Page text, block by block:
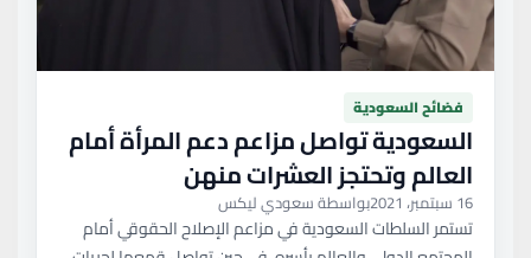
فضائح السعودية
السعودية تواصل مزاعم دعم المرأة أمام
العالم وتحتجز العشرات منهن
16 سبتمبر، 2021 بواسطة سعودي ليكس
تستمر السلطات السعودية في مزاعم الإصلاح الحقوقي أمام